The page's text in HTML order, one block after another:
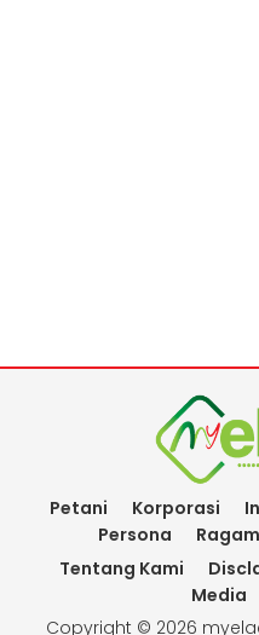
Petani Korporasi
Persona
Ragam
Tentang Kami
Media
Copyright © 2026